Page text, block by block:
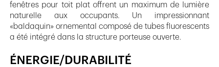
fenêtres pour toit plat offrent un maximum de lumière
naturelle aux occupants. Un impressionnant
«baldaquin» ornemental composé de tubes fluorescents
a été intégré dans la structure porteuse ouverte.
ÉNERGIE/DURABILITÉ